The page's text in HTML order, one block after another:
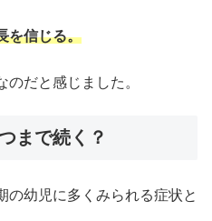
を信じる。
だと感じました。
まで続く？
の幼児に多くみられる症状と